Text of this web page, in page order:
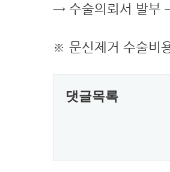
→ 수술의뢰서 발부
※ 문신제거 수술비
댓글목록